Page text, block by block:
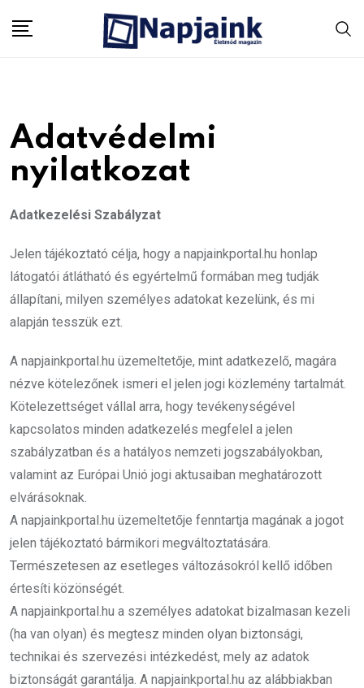
Adatvédelmi
nyilatkozat
Adatkezelési Szabályzat
Jelen tájékoztató célja, hogy a napjainkportal.hu honlap
látogatói átlátható és egyértelmű formában meg tudják
állapítani, milyen személyes adatokat kezelünk, és mi
alapján tesszük ezt.
A napjainkportal.hu üzemeltetője, mint adatkezelő, magára
nézve kötelezőnek ismeri el jelen jogi közlemény tartalmát.
Kötelezettséget vállal arra, hogy tevékenységével
kapcsolatos minden adatkezelés megfelel a jelen
szabályzatban és a hatályos nemzeti jogszabályokban,
valamint az Európai Unió jogi aktusaiban meghatározott
elvárásoknak.
A napjainkportal.hu üzemeltetője fenntartja magának a jogot
jelen tájékoztató bármikori megváltoztatására.
Természetesen az esetleges változásokról kellő időben
értesíti közönségét.
A napjainkportal.hu a személyes adatokat bizalmasan kezeli
(ha van olyan) és megtesz minden olyan biztonsági,
technikai és szervezési intézkedést, mely az adatok
biztonságát garantálja. A napjainkportal.hu az alábbiakban